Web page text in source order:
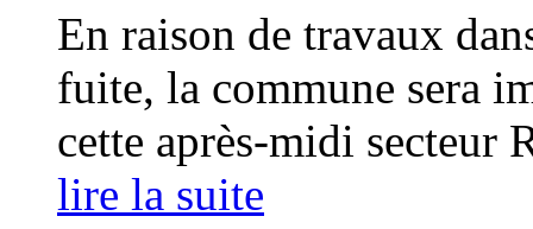
En raison de travaux
fuite, la commune sera
cette après-midi
lire la suite